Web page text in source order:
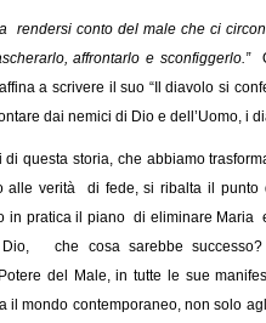
rendersi conto del male che ci
affrontarlo e sconfiggerlo.”
a scrivere il suo “Il diavolo si
dai nemici di Dio e dell’Uomo, i
questa storia, che abbiamo
alle verità di fede, si ribalta il punto
in pratica il piano di eliminare Maria
che cosa sarebbe successo?
del Male, in tutte le sue
il mondo contemporaneo, non solo